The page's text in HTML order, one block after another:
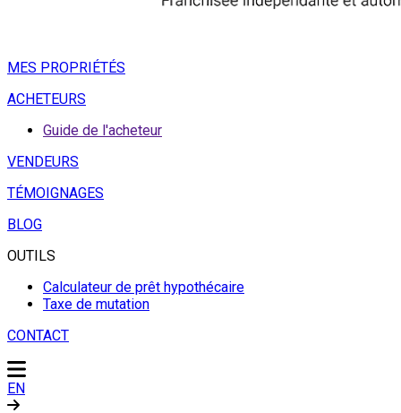
MES PROPRIÉTÉS
ACHETEURS
Guide de l'acheteur
VENDEURS
TÉMOIGNAGES
BLOG
OUTILS
Calculateur de prêt hypothécaire
Taxe de mutation
CONTACT
EN